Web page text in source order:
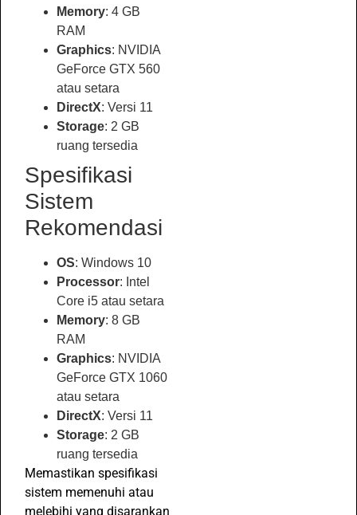
Memory: 4 GB
RAM
Graphics: NVIDIA
GeForce GTX 560
atau setara
DirectX: Versi 11
Storage: 2 GB
ruang tersedia
Spesifikasi
Sistem
Rekomendasi
OS: Windows 10
Processor: Intel
Core i5 atau setara
Memory: 8 GB
RAM
Graphics: NVIDIA
GeForce GTX 1060
atau setara
DirectX: Versi 11
Storage: 2 GB
ruang tersedia
Memastikan spesifikasi
sistem memenuhi atau
melebihi yang disarankan